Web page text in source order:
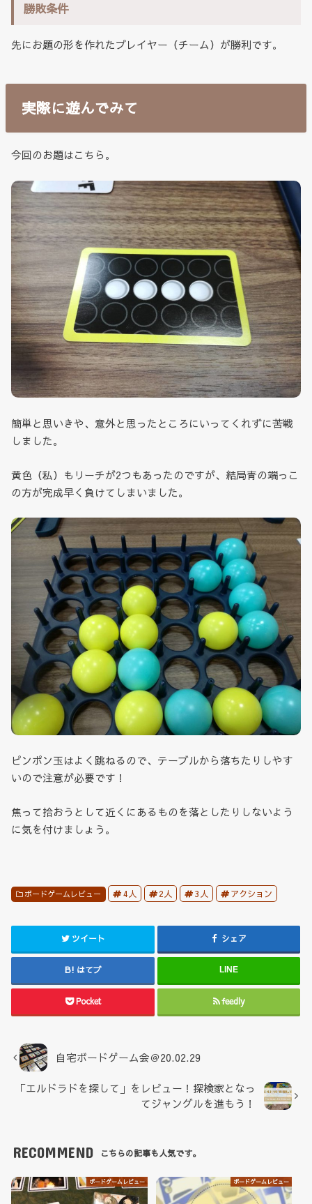
勝敗条件
先にお題の形を作れたプレイヤー（チーム）が勝利です。
実際に遊んでみて
今回のお題はこちら。
簡単と思いきや、意外と思ったところにいってくれずに苦戦
しました。
黄色（私）もリーチが2つもあったのですが、結局青の端っこ
の方が完成早く負けてしまいました。
ピンポン玉はよく跳ねるので、テーブルから落ちたりしやす
いので注意が必要です！
焦って拾おうとして近くにあるものを落としたりしないよう
に気を付けましょう。
ボードゲームレビュー 4人 2人 3人 アクション
ツイート シェア
はてブ LINE
Pocket feedly
自宅ボードゲーム会＠20.02.29
「エルドラドを探して」をレビュー！探検家となっ
てジャングルを進もう！
RECOMMEND こちらの記事も人気です。
ボードゲームレビュー ボードゲームレビュー